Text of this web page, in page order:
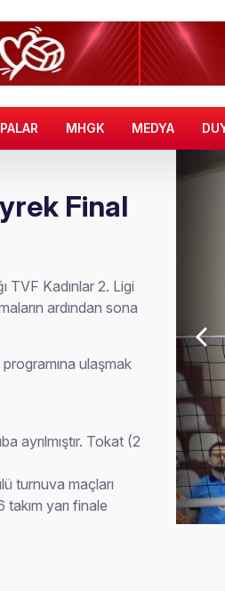
MHGK MEDYA
Final
TVF Kadınlar 2. Ligi
ardından sona
ulaşmak
ayrılmıştır. Tokat (2
turnuva maçları
yarı finale